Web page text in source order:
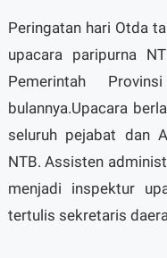
Peringatan hari Otda
upacara paripurna
Pemerintah
bulannya.Upacara
seluruh pejabat dan
NTB. Assisten
menjadi inspektur
tertulis sekretaris